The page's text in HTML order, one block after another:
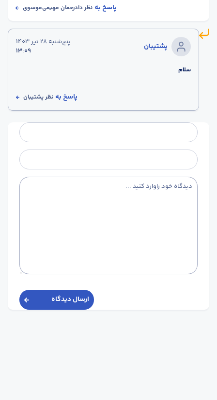
پاسخ به نظر دادرحمان مهیمی‌موسوی
پشتیبان
پنج‌شنبه 28 تیر 1403
13:09
سلام
پاسخ به نظرپشتیبان
ارسال دیدگاه